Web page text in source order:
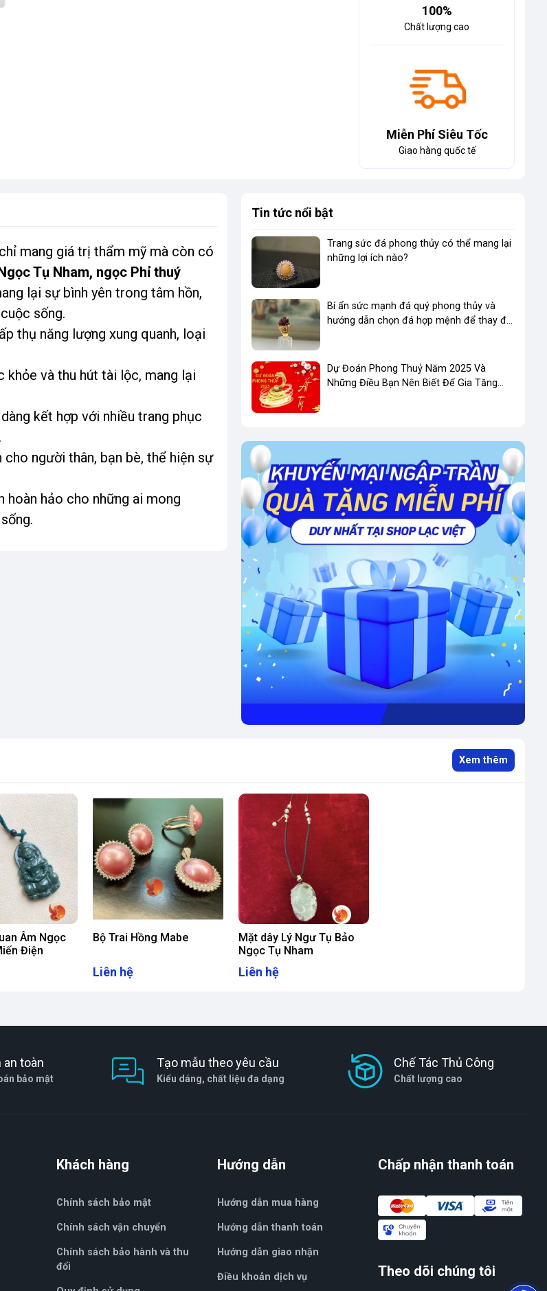
100%
Chất lượng cao
Miễn Phí Siêu Tốc
Giao hàng quốc tế
mang giá trị thẩm mỹ mà còn có
Tụ Nham, ngọc Phỉ thuý
lại sự bình yên trong tâm hồn,
sống.
thụ năng lượng xung quanh, loại
và thu hút tài lộc, mang lại
kết hợp với nhiều trang phục
người thân, bạn bè, thể hiện sự
hoàn hảo cho những ai mong
Tin tức nổi bật
Trang sức đá phong thủy có thể mang lại
những lợi ích nào?
Bí ẩn sức mạnh đá quý phong thủy và
hướng dẫn chọn đá hợp mệnh để thay đổi
Dự Đoán Phong Thuỷ Năm 2025 Và
Những Điều Bạn Nên Biết Để Gia Tăng
Xem thêm
Âm Ngọc
Điện
Bộ Trai Hồng Mabe
Liên hệ
Mặt dây Lý Ngư Tụ Bảo
Ngọc Tụ Nham
Liên hệ
an toàn
bảo mật
Tạo mẫu theo yêu cầu
Kiểu dáng, chất liệu đa dạng
Chế Tác Thủ Công
Chất lượng cao
Khách hàng
Chính sách bảo mật
Chính sách vận chuyển
Chính sách bảo hành và thu
đổi
Hướng dẫn
Hướng dẫn mua hàng
Hướng dẫn thanh toán
Hướng dẫn giao nhận
Điều khoản dịch vụ
Chấp nhận thanh toán
Theo dõi chúng tôi